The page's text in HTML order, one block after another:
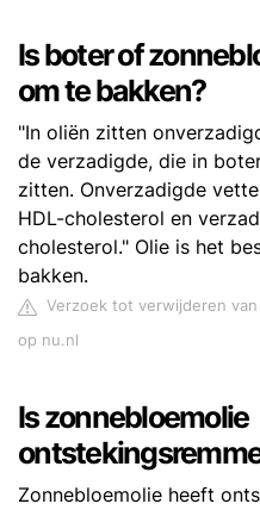
Is boter of
om te bakken?
"In oliën zitten
de verzadigde, die in
zitten. Onverzadigde
HDL-cholesterol en
cholesterol." Olie is het
bakken.
Verzoek tot verwijderen
op nu.nl
Is zonnebloemolie
Zonnebloemolie heeft